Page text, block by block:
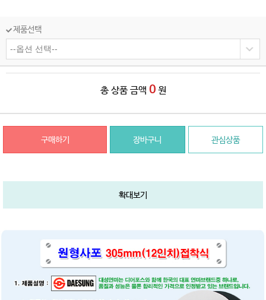
제품선택
총 상품 금액 0 원
구매하기 장바구니 관심상품
확대보기